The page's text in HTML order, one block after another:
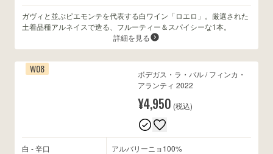
ガヴィと並ぶピエモンテを代表する白ワイン「ロエロ」。厳選された
土着品種アルネイスで造る、フルーティー＆スパイシーな1本。
詳細を見る
W08
ボデガス・ラ・バル / フィンカ・
アランティ 2022
¥4,950 (税込)
白 - 辛口 アルバリーニョ100%